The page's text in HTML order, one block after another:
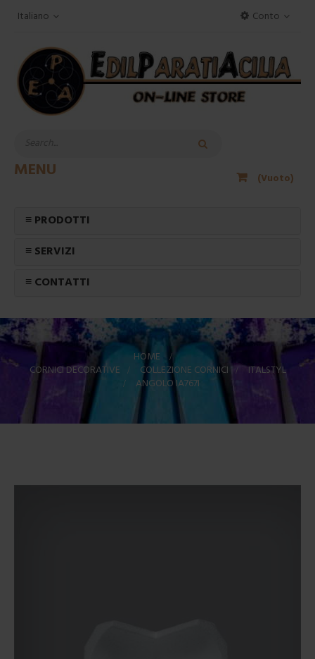
Conto
Italiano
(Vuoto)
MENU
≡ PRODOTTI
≡ SERVIZI
≡ CONTATTI
HOME
>
CORNICI DECORATIVE > COLLEZIONE CORNICI > ITALSTYL
>
ANGOLO IA767I